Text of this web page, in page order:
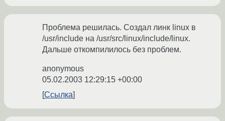
Проблема решилась. Создал линк linux в
/usr/include на /usr/src/linux/include/linux.
Дальше откомпилилось без проблем.
anonymous
05.02.2003 12:29:15 +00:00
Ссылка